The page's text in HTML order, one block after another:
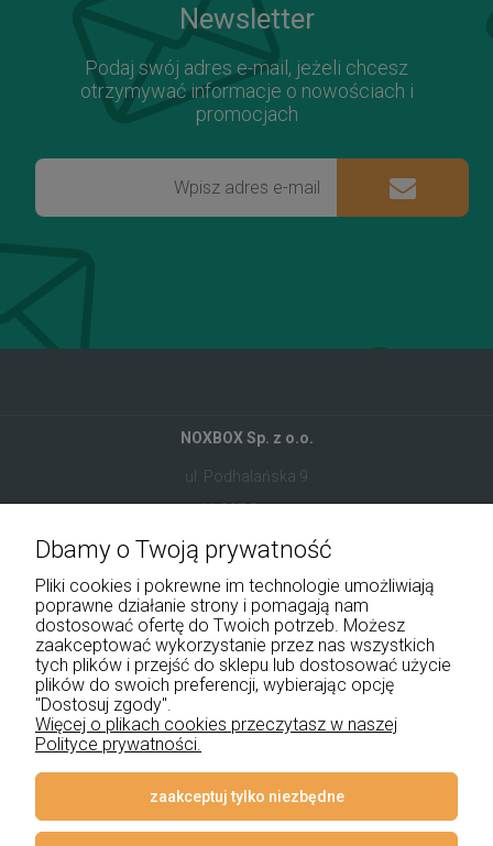
Newsletter
Podaj swój adres e-mail, jeżeli chcesz
otrzymywać informacje o nowościach i
promocjach
NOXBOX Sp. z o.o.
ul. Podhalańska 9
41-907 Bytom
+48 534 555 344
sklep@noxbox.pl
Pomoc
Płatności i dostawa
Informacje
Dbamy o Twoją prywatność
Pliki cookies i pokrewne im technologie umożliwiają
poprawne działanie strony i pomagają nam
dostosować ofertę do Twoich potrzeb. Możesz
zaakceptować wykorzystanie przez nas wszystkich
tych plików i przejść do sklepu lub dostosować użycie
plików do swoich preferencji, wybierając opcję
"Dostosuj zgody".
Więcej o plikach cookies przeczytasz w naszej
Polityce prywatności.
zaakceptuj tylko niezbędne